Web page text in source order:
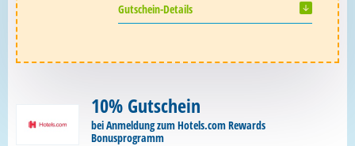
Gutschein-Details
10% Gutschein
bei Anmeldung zum Hotels.com Rewards
Bonusprogramm